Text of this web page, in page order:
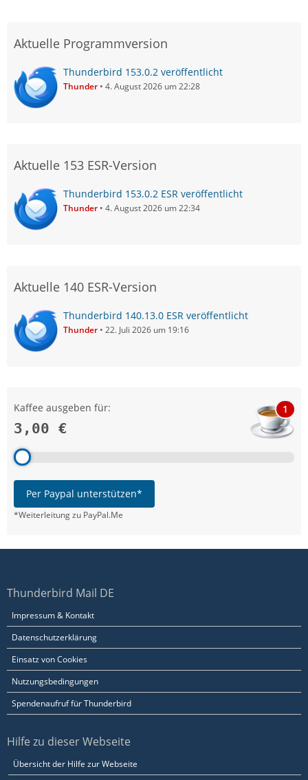
Aktuelle Programmversion
Thunderbird 153.0.2 veröffentlicht
Thunder 4. August 2026 um 22:28
Aktuelle 153 ESR-Version
Thunderbird 153.0.2 ESR veröffentlicht
Thunder 4. August 2026 um 22:34
Aktuelle 140 ESR-Version
Thunderbird 140.13.0 ESR veröffentlicht
Thunder 22. Juli 2026 um 19:16
Kaffee ausgeben für:
3,00 €
1
Per Paypal unterstützen*
*Weiterleitung zu PayPal.Me
Thunderbird Mail DE
Impressum & Kontakt
Datenschutzerklärung
Einsatz von Cookies
Nutzungsbedingungen
Spendenaufruf für Thunderbird
Hilfe zu dieser Webseite
Übersicht der Hilfe zur Webseite